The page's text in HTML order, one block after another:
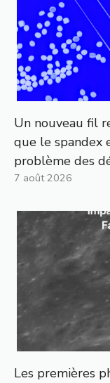
Un nouveau fil
que le spandex
problème des
7 août 2026
Les premières